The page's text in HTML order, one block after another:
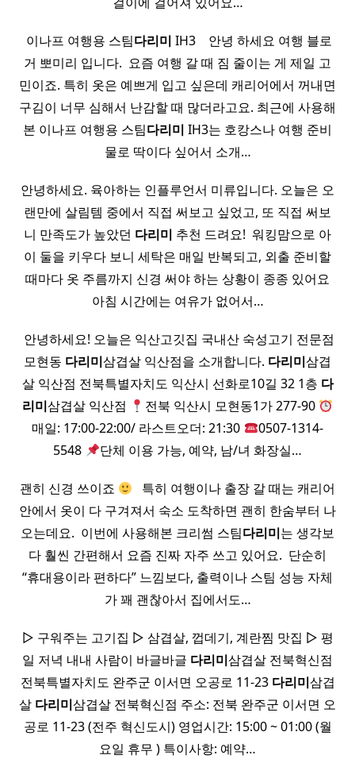
​ 이나프 여행용 스팀다리미 IH3 ​ ​ ​ 안녕 하세요 여행 블로
거 뽀미리 입니다.​ ​ 요즘 여행 갈 때 짐 줄이는 게 제일 고
민이죠. 특히 옷은 예쁘게 입고 싶은데 캐리어에서 꺼내면
구김이 너무 심해서 난감할 때 많더라고요. 최근에 사용해
본 이나프 여행용 스팀다리미 IH3는 호캉스나 여행 준비
물로 딱이다 싶어서 소개…
안녕하세요. 육아하는 인플루언서 미류입니다. 오늘은 오
랜만에 살림템 중에서 직접 써보고 싶었고, 또 직접 써보
니 만족도가 높았던 다리미 추천 드려요! ​ 워킹맘으로 아
이 둘을 키우다 보니 세탁은 매일 반복되고, 외출 준비할
때마다 옷 주름까지 신경 써야 하는 상황이 종종 있어요
아침 시간에는 여유가 없어서…
​ 안녕하세요! 오늘은 익산고깃집 국내산 숙성고기 전문점
모현동 다리미삼겹살 익산점을 소개합니다. 다리미삼겹
살 익산점 전북특별자치도 익산시 선화로10길 32 1층 다
리미삼겹살 익산점
전북 익산시 모현동1가 277-90
매일: 17:00-22:00/ 라스트오더: 21:30
0507-1314-
5548
단체 이용 가능, 예약, 남/녀 화장실…
괜히 신경 쓰이죠
​ ​ 특히 여행이나 출장 갈 때는 캐리어
안에서 옷이 다 구겨져서 숙소 도착하면 괜히 한숨부터 나
오는데요. ​ 이번에 사용해본 크리썸 스팀다리미는 생각보
다 훨씬 간편해서 요즘 진짜 자주 쓰고 있어요. ​ 단순히
“휴대용이라 편하다” 느낌보다, 출력이나 스팀 성능 자체
가 꽤 괜찮아서 집에서도…
▷ 구워주는 고기집 ▷ 삼겹살, 껍데기, 계란찜 맛집 ▷ 평
일 저녁 내내 사람이 바글바글 다리미삼겹살 전북혁신점
전북특별자치도 완주군 이서면 오공로 11-23 다리미삼겹
살 다리미삼겹살 전북혁신점 주소: 전북 완주군 이서면 오
공로 11-23 (전주 혁신도시) 영업시간: 15:00 ~ 01:00 (월
요일 휴무 ) 특이사항: 예약…